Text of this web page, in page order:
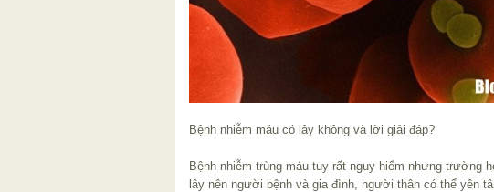
Bệnh nhiễm máu có lây không và lời giải đáp?
Bệnh nhiễm trùng máu tuy rất nguy hiểm nhưng trường
lây nên người bệnh và gia đình, người thân có thể yên